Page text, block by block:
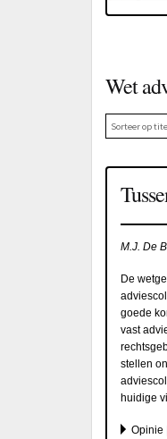
Wet
M.J. De
De
goede
vast
stellen
huidige
Opinie